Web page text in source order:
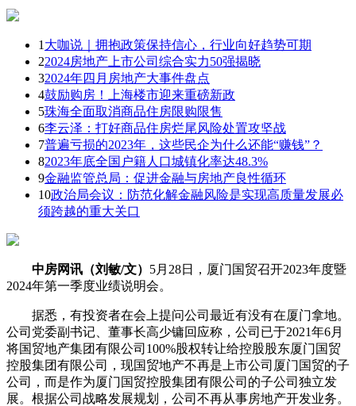
1 大咖说｜拥抱政策保持信心，行业向好趋势可期
22024房地产上市公司综合实力50强揭晓
32024年四月房地产大事件盘点
4鼓励购房！上海楼市迎来重磅新政
5珠海全面取消商品住房限购限售
6李云泽：打好商品住房烂尾风险处置攻坚战
7普遍亏损的2023年，这些民企为什么还能“赚钱”？
82023年底全国户籍人口城镇化率达48.3%
9金融监管总局：促进金融与房地产良性循环
10政治局会议：防范化解金融风险是实现高质量发展必
须跨越的重大关口
中房网讯（刘敏/文） 5月28日，厦门国贸召开2023年度暨
2024年第一季度业绩说明会。
据悉，有投资者在会上提问公司最近有没有在厦门拿地。
公司党委副书记、董事长高少镛回应称，公司已于2021年6月
将国贸地产集团有限公司100%股权转让给控股股东厦门国贸
控股集团有限公司，现国贸地产不再是上市公司厦门国贸的子
公司，而是作为厦门国贸控股集团有限公司的子公司独立发
展。根据公司战略发展规划，公司不再从事房地产开发业务。